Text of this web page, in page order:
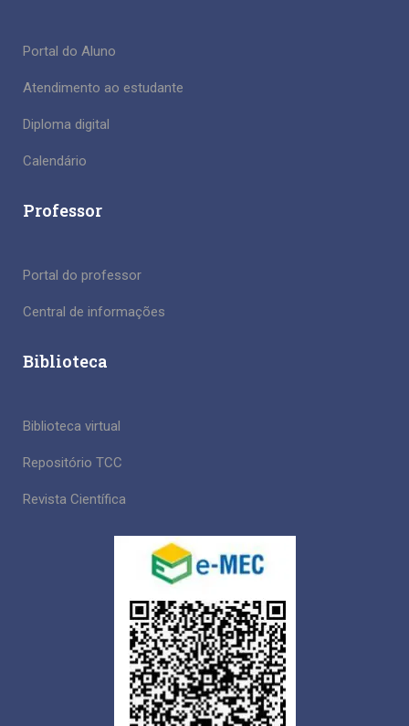
Portal do Aluno
Atendimento ao estudante
Diploma digital
Calendário
Professor
Portal do professor
Central de informações
Biblioteca
Biblioteca virtual
Repositório TCC
Revista Científica